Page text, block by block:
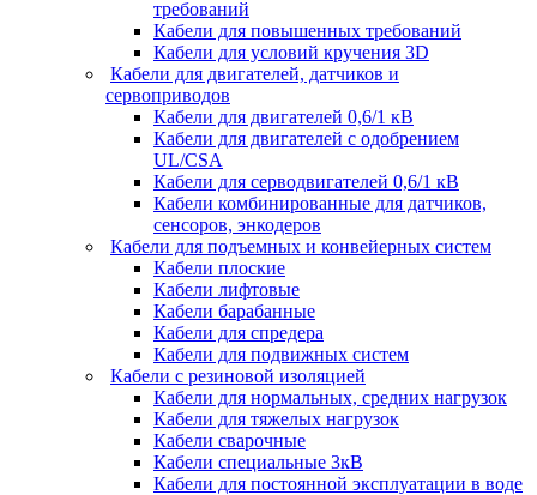
требований
Кабели для повышенных требований
Кабели для условий кручения 3D
Кабели для двигателей, датчиков и
сервоприводов
Кабели для двигателей 0,6/1 кВ
Кабели для двигателей с одобрением
UL/CSA
Кабели для серводвигателей 0,6/1 кВ
Кабели комбинированные для датчиков,
cенсоров, энкодеров
Кабели для подъемных и конвейерных систем
Кабели плоские
Кабели лифтовые
Кабели барабанные
Кабели для спредера
Кабели для подвижных систем
Кабели с резиновой изоляцией
Кабели для нормальных, средних нагрузок
Кабели для тяжелых нагрузок
Кабели сварочные
Кабели специальные 3кВ
Кабели для постоянной эксплуатации в воде